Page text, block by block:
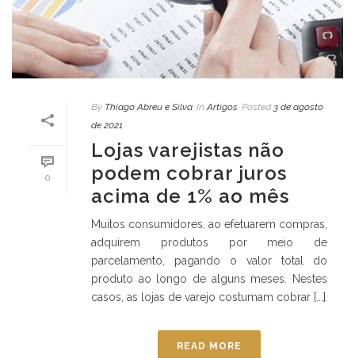
0
By Thiago Abreu e Silva In Artigos Posted 3 de agosto
de 2021
Lojas varejistas não
podem cobrar juros
acima de 1% ao mês
Muitos consumidores, ao efetuarem compras,
adquirem produtos por meio de
parcelamento, pagando o valor total do
produto ao longo de alguns meses. Nestes
casos, as lojas de varejo costumam cobrar [...]
READ MORE